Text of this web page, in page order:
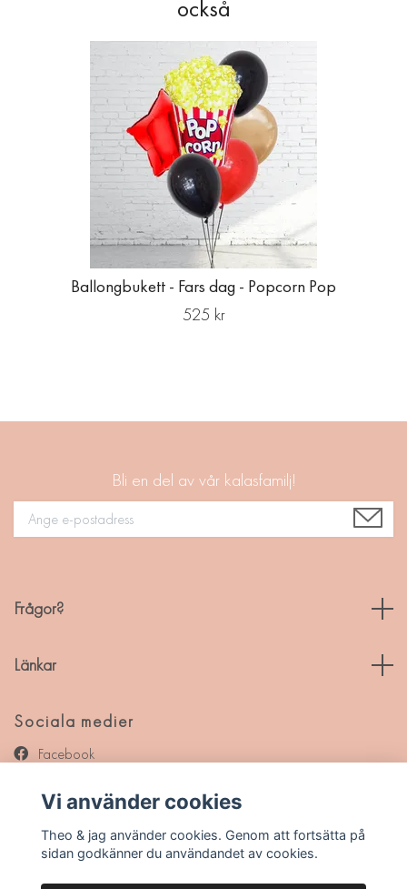
Ballongbukett - Fars dag - Popcorn Pop
525 kr
Bli en del av vår kalasfamilj!
Frågor?
Länkar
Sociala medier
Facebook
Pinterest
Vi använder cookies
Theo & jag använder cookies. Genom att fortsätta på
sidan godkänner du användandet av cookies.